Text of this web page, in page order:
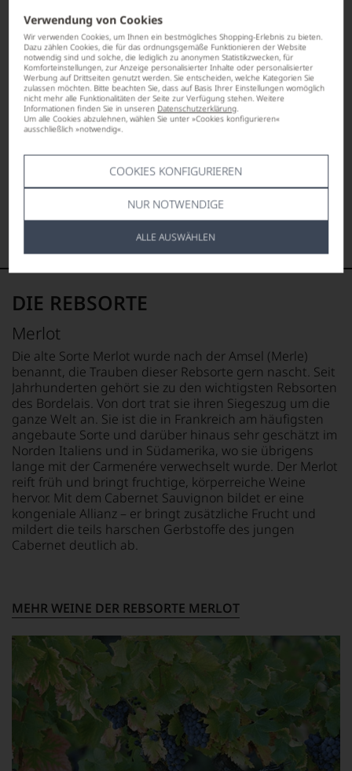
Verwendung von Cookies
Wir verwenden Cookies, um Ihnen ein bestmögliches Shopping-Erlebnis zu bieten.
Dazu zählen Cookies, die für das ordnungsgemäße Funktionieren der Website
notwendig sind und solche, die lediglich zu anonymen Statistikzwecken, für
Komforteinstellungen, zur Anzeige personalisierter Inhalte oder personalisierter
Werbung auf Drittseiten genutzt werden. Sie entscheiden, welche Kategorien Sie
zulassen möchten. Bitte beachten Sie, dass auf Basis Ihrer Einstellungen womöglich
nicht mehr alle Funktionalitäten der Seite zur Verfügung stehen. Weitere
Informationen finden Sie in unseren Datenschutzerklärung.
Um alle Cookies abzulehnen, wählen Sie unter »Cookies konfigurieren«
ausschließlich »notwendig«.
COOKIES KONFIGURIEREN
NUR NOTWENDIGE
ALLE AUSWÄHLEN
DIE REBSORTE
Merlot
Die alte Sorte Merlot wurde nach der Amsel (Merle)
benannt, die Trauben dieser Rebsorte gern nascht. Seit
Jahrhunderten gehört sie zu den wichtigsten Rebsorten
des Bordelais. Von dort trat sie ihren Siegeszug um die
ganze Welt an. Sie ist die in Frankreich am häufigsten
angebaute Sorte und darüber hinaus sehr geschätzt im
Norden Italiens und in Südamerika, wo sie übrigens
lange mit der Carmenére verwechselt wurde. Der Merlot
reift früh und bringt fruchtige, körperreiche Weine
hervor. Mit dem Cabernet Sauvignon bildet er eine
kongeniale Allianz – er bringt zusätzliche Frucht und
mildert die teils harschen Gerbstoffe des jungen
Cabernet deutlich ab.
MEHR WEINE DER REBSORTE MERLOT